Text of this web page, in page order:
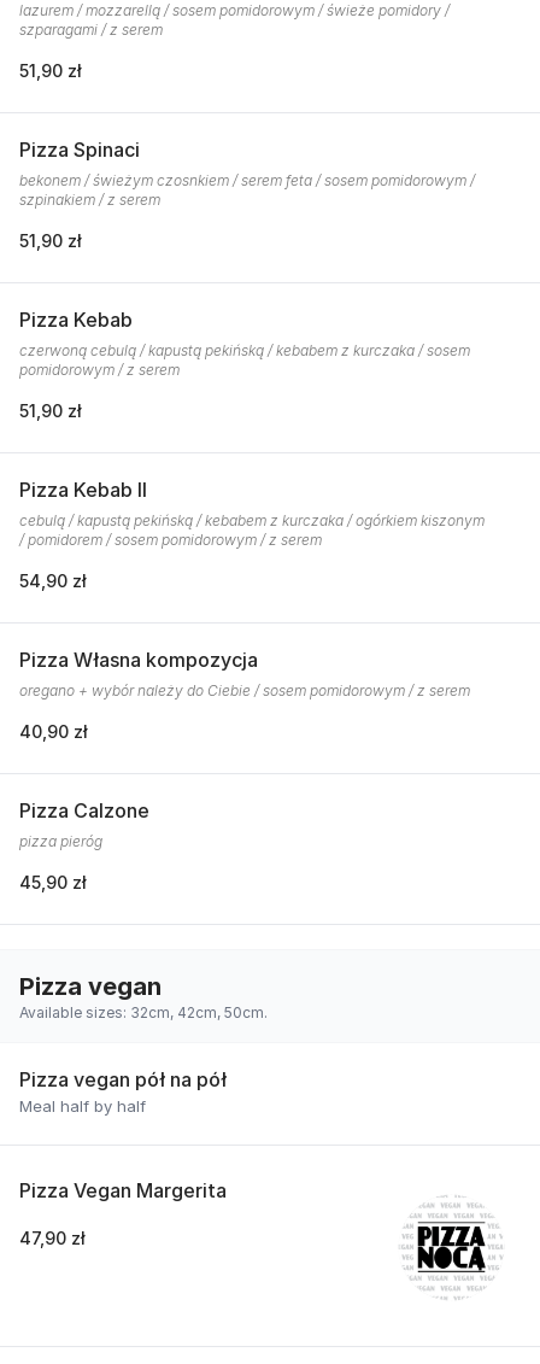
lazurem / mozzarellą / sosem pomidorowym / świeże pomidory /
szparagami / z serem
51,90 zł
Pizza Spinaci
bekonem / świeżym czosnkiem / serem feta / sosem pomidorowym /
szpinakiem / z serem
51,90 zł
Pizza Kebab
czerwoną cebulą / kapustą pekińską / kebabem z kurczaka / sosem
pomidorowym / z serem
51,90 zł
Pizza Kebab II
cebulą / kapustą pekińską / kebabem z kurczaka / ogórkiem kiszonym
/ pomidorem / sosem pomidorowym / z serem
54,90 zł
Pizza Własna kompozycja
oregano + wybór należy do Ciebie / sosem pomidorowym / z serem
40,90 zł
Pizza Calzone
pizza pieróg
45,90 zł
Pizza vegan
Available sizes: 32cm, 42cm, 50cm.
Pizza vegan pół na pół
Meal half by half
Pizza Vegan Margerita
47,90 zł